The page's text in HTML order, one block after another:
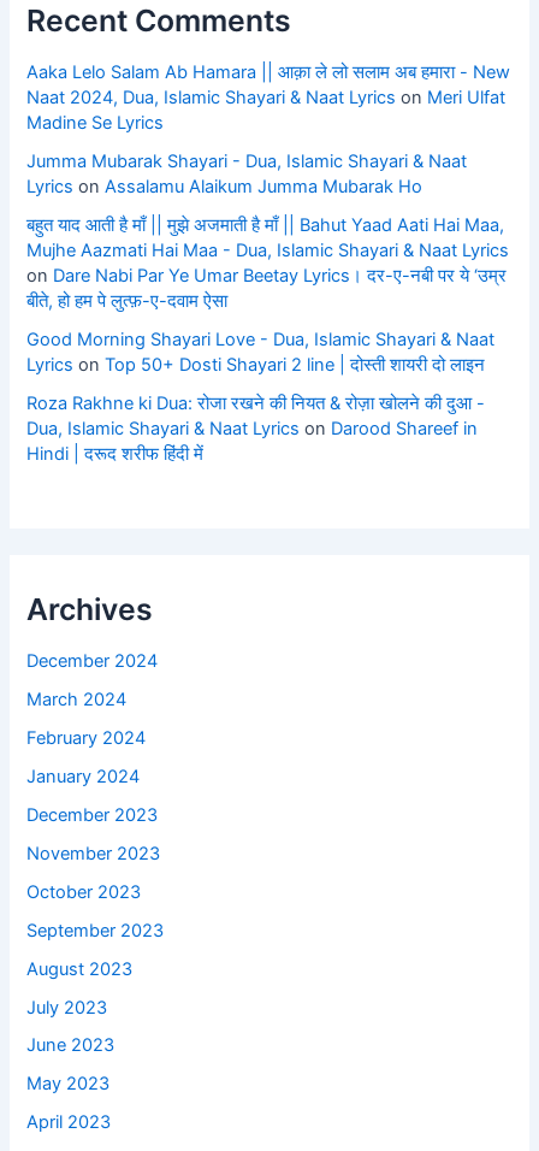
Recent Comments
Aaka Lelo Salam Ab Hamara || आक़ा ले लो सलाम अब हमारा - New
Naat 2024, Dua, Islamic Shayari & Naat Lyrics on Meri Ulfat
Madine Se Lyrics
Jumma Mubarak Shayari - Dua, Islamic Shayari & Naat
Lyrics onAssalamu Alaikum Jumma Mubarak Ho
बहुत याद आती है माँ || मुझे अजमाती है माँ || Bahut Yaad Aati Hai Maa,
Mujhe Aazmati Hai Maa - Dua, Islamic Shayari & Naat Lyrics
on Dare Nabi Par Ye Umar Beetay Lyrics। दर-ए-नबी पर ये ‘उम्र
बीते, हो हम पे लुत्फ़-ए-दवाम ऐसा
Good Morning Shayari Love - Dua, Islamic Shayari & Naat
Lyrics onTop 50+ Dosti Shayari 2 line | दोस्ती शायरी दो लाइन
Roza Rakhne ki Dua: रोजा रखने की नियत & रोज़ा खोलने की दुआ -
Dua, Islamic Shayari & Naat Lyrics on Darood Shareef in
Hindi | दरूद शरीफ हिंदी में
Archives
December 2024
March 2024
February 2024
January 2024
December 2023
November 2023
October 2023
September 2023
August 2023
July 2023
June 2023
May 2023
April 2023